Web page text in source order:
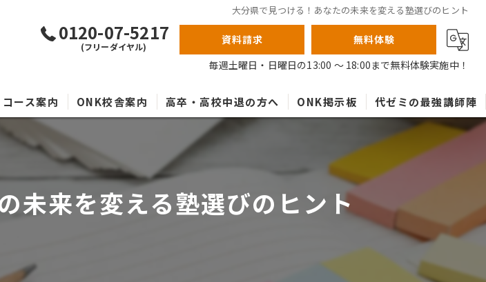
大分県で見つける！あなたの未来を変える塾選びのヒント
0120-07-5217
(フリーダイヤル)
資料請求
無料体験
毎週土曜日・日曜日の13:00 ～ 18:00まで無料体験実施中！
コース案内 ONK校舎案内 高卒・高校中退の方へ ONK掲示板 代ゼミの最強講師陣
未来を変える塾選びのヒント